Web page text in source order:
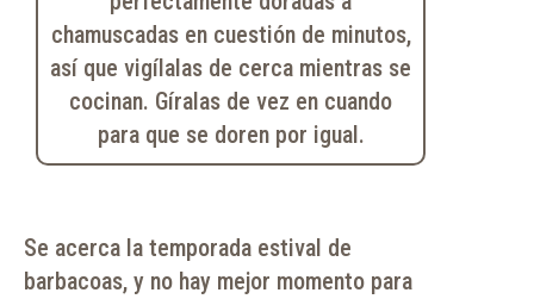
chamuscadas en cuestión de minutos,
así que vigílalas de cerca mientras se
cocinan. Gíralas de vez en cuando
para que se doren por igual.
Se acerca la temporada estival de
barbacoas, y no hay mejor momento para